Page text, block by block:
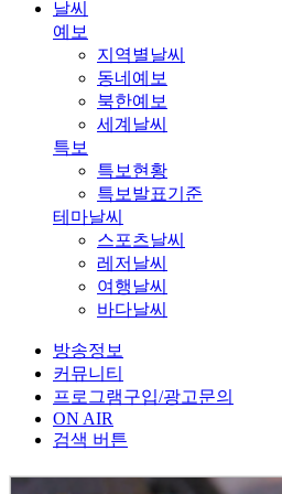
날씨
예보
지역별날씨
동네예보
북한예보
세계날씨
특보
특보현황
특보발표기준
테마날씨
스포츠날씨
레저날씨
여행날씨
바다날씨
방송정보
커뮤니티
프로그램구입/광고문의
ON AIR
검색 버튼